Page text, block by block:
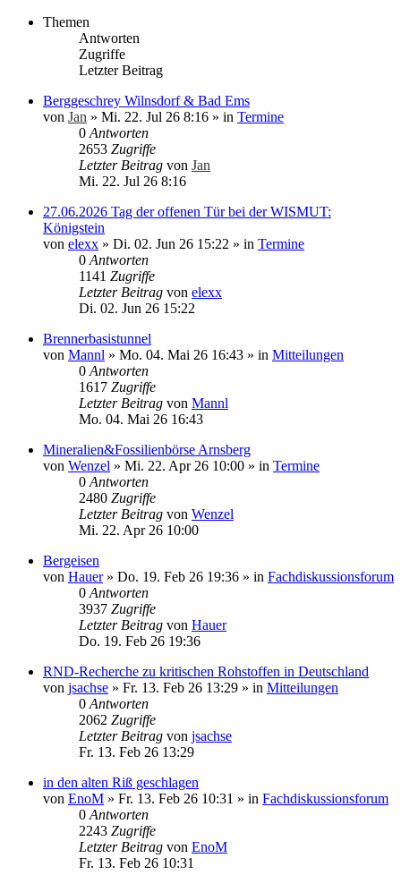
Themen
Antworten
Zugriffe
Letzter Beitrag
Berggeschrey Wilnsdorf & Bad Ems
von Jan » Mi. 22. Jul 26 8:16 » in Termine
0 Antworten
2653 Zugriffe
Letzter Beitrag von Jan
Mi. 22. Jul 26 8:16
27.06.2026 Tag der offenen Tür bei der WISMUT:
Königstein
von elexx » Di. 02. Jun 26 15:22 » in Termine
0 Antworten
1141 Zugriffe
Letzter Beitrag von elexx
Di. 02. Jun 26 15:22
Brennerbasistunnel
von Mannl » Mo. 04. Mai 26 16:43 » in Mitteilungen
0 Antworten
1617 Zugriffe
Letzter Beitrag von Mannl
Mo. 04. Mai 26 16:43
Mineralien&Fossilienbörse Arnsberg
von Wenzel » Mi. 22. Apr 26 10:00 » in Termine
0 Antworten
2480 Zugriffe
Letzter Beitrag von Wenzel
Mi. 22. Apr 26 10:00
Bergeisen
von Hauer» Do. 19. Feb 26 19:36 » in Fachdiskussionsforum
0 Antworten
3937 Zugriffe
Letzter Beitrag von Hauer
Do. 19. Feb 26 19:36
RND-Recherche zu kritischen Rohstoffen in Deutschland
von jsachse » Fr. 13. Feb 26 13:29 » in Mitteilungen
0 Antworten
2062 Zugriffe
Letzter Beitrag von jsachse
Fr. 13. Feb 26 13:29
in den alten Riß geschlagen
von EnoM » Fr. 13. Feb 26 10:31 » in Fachdiskussionsforum
0 Antworten
2243 Zugriffe
Letzter Beitrag von EnoM
Fr. 13. Feb 26 10:31